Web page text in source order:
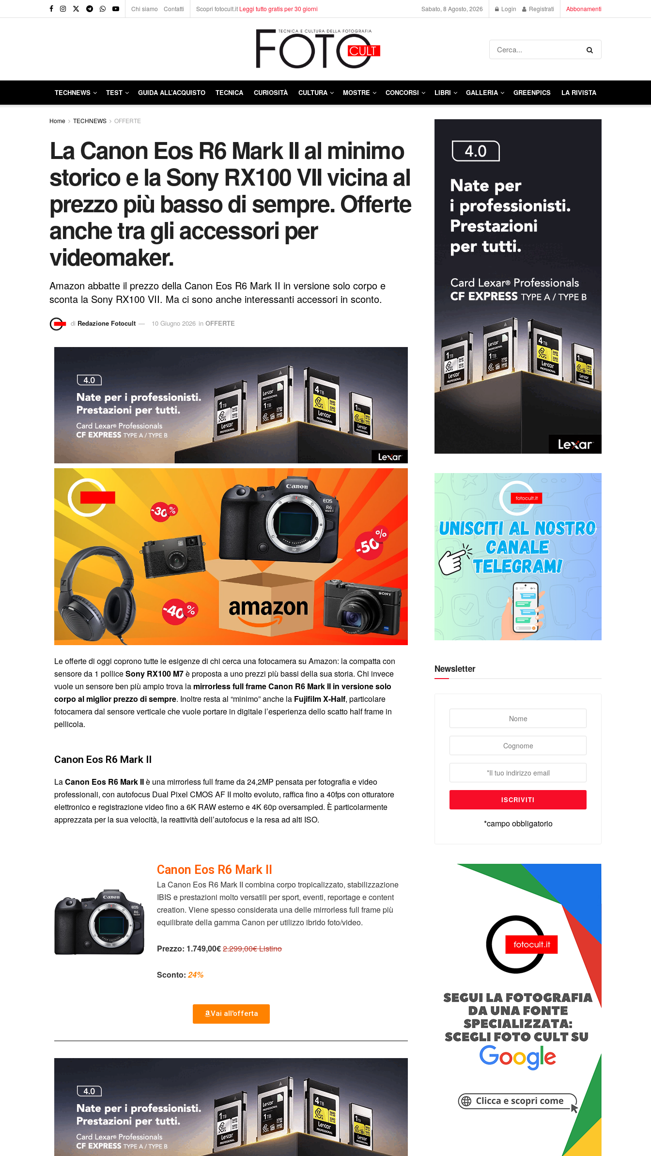
Chi siamo Contatti Scopri fotocult.it Leggi tutto gratis per 30 giorni Sabato, 8 Agosto, 2026 Login Registrati Abbonamenti
TECHNEWS TEST GUIDA ALL’ACQUISTO TECNICA CURIOSITÀ CULTURA MOSTRE CONCORSI LIBRI GALLERIA GREENPICS LA RIVISTA
Home TECHNEWS OFFERTE
La Canon Eos R6 Mark II al minimo
storico e la Sony RX100 VII vicina al
prezzo più basso di sempre. Offerte
anche tra gli accessori per
videomaker.
Amazon abbatte il prezzo della Canon Eos R6 Mark II in versione solo corpo e
sconta la Sony RX100 VII. Ma ci sono anche interessanti accessori in sconto.
di Redazione Fotocult 10 Giugno 2026 in OFFERTE
Le offerte di oggi coprono tutte le esigenze di chi cerca una fotocamera su Amazon: la compatta con
sensore da 1 polliceSony RX100 M7è proposta a uno prezzi più bassi della sua storia. Chi invece
vuole un sensore ben più ampio trova la mirrorless full frame Canon R6 Mark II in versione solo
corpo al miglior prezzo di sempre. Inoltre resta al “minimo” anche la Fujifilm X-Half, particolare
fotocamera dal sensore verticale che vuole portare in digitale l’esperienza dello scatto half frame in
pellicola.
Canon Eos R6 Mark II
LaCanon Eos R6 Mark IIè una mirrorless full frame da 24,2MP pensata per fotografia e video
professionali, con autofocus Dual Pixel CMOS AF II molto evoluto, raffica fino a 40fps con otturatore
elettronico e registrazione video fino a 6K RAW esterno e 4K 60p oversampled. È particolarmente
apprezzata per la sua velocità, la reattività dell’autofocus e la resa ad alti ISO.
Canon Eos R6 Mark II
La Canon Eos R6 Mark II combina corpo tropicalizzato, stabilizzazione
IBIS e prestazioni molto versatili per sport, eventi, reportage e content
creation. Viene spesso considerata una delle mirrorless full frame più
equilibrate della gamma Canon per utilizzo ibrido foto/video.
Prezzo: 1.749,00€2.299,00€ Listino
Sconto: 24%
Vai all'offerta
Newsletter
*campo obbligatorio